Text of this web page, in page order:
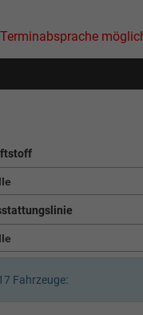
Fahrzeuge: